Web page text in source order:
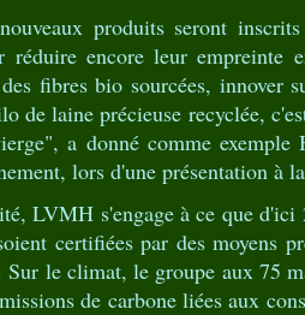
produits seront
réduire encore leur empreinte
fibres bio sourcées, innover
de laine précieuse recyclée,
a donné comme exemple
lors d'une présentation à
LVMH s'engage à ce que d'ici
certifiées par des moyens
Sur le climat, le groupe aux 75
de carbone liées aux